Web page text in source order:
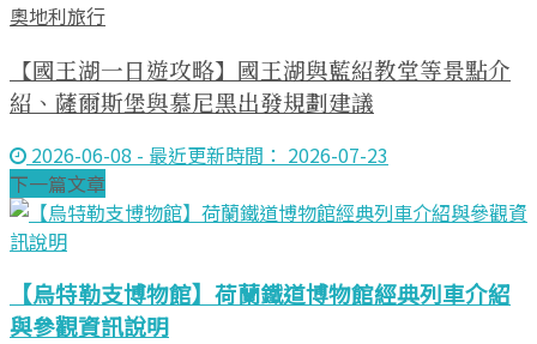
奧地利旅行
【國王湖一日遊攻略】國王湖與藍紹教堂等景點介
紹、薩爾斯堡與慕尼黑出發規劃建議
2026-06-08 - 最近更新時間： 2026-07-23
下一篇文章
【烏特勒支博物館】荷蘭鐵道博物館經典列車介紹
與參觀資訊說明